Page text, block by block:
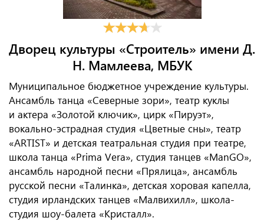
Дворец культуры «Строитель» имени Д.
Н. Мамлеева, МБУК
Муниципальное бюджетное учреждение культуры.
Ансамбль танца «Северные зори», театр куклы
и актера «Золотой ключик», цирк «Пируэт»,
вокально-эстрадная студия «Цветные сны», театр
«ARTIST» и детская театральная студия при театре,
школа танца «Prima Vera», студия танцев «ManGO»,
ансамбль народной песни «Прялица», ансамбль
русской песни «Талинка», детская хоровая капелла,
студия ирландских танцев «Малвихилл», школа-
студия шоу-балета «Кристалл».